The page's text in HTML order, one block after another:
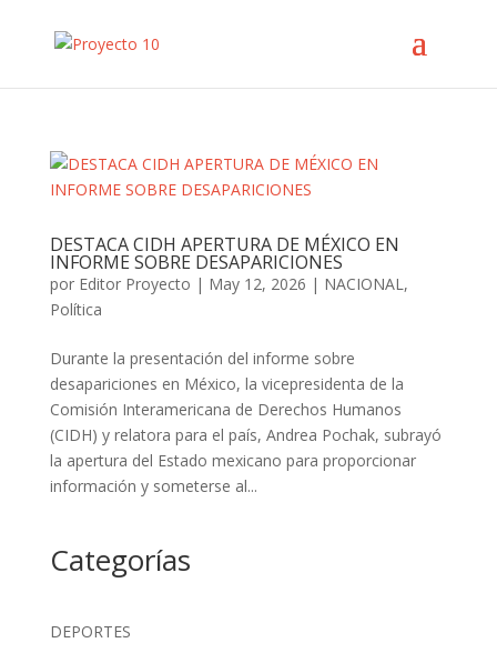
DESTACA CIDH APERTURA DE MÉXICO EN
INFORME SOBRE DESAPARICIONES
por Editor Proyecto | May 12, 2026 | NACIONAL,
Política
Durante la presentación del informe sobre
desapariciones en México, la vicepresidenta de la
Comisión Interamericana de Derechos Humanos
(CIDH) y relatora para el país, Andrea Pochak, subrayó
la apertura del Estado mexicano para proporcionar
información y someterse al...
Categorías
DEPORTES